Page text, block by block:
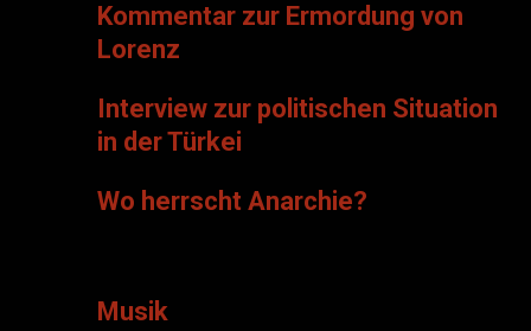
Kommentar zur Ermordung von
Lorenz
Interview zur politischen Situation
in der Türkei
Wo herrscht Anarchie?
Musik